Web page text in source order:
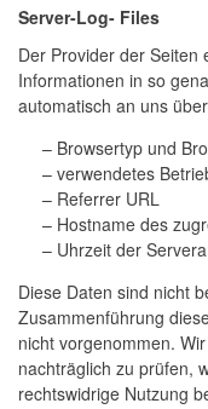
Server-Log- Files
Der Provider der Seiten
Informationen in so
automatisch an uns
– Browsertyp und
– verwendetes
– Referrer URL
– Hostname des
– Uhrzeit der
Diese Daten sind nicht
Zusammenführung
nicht vorgenommen.
nachträglich zu prüfen,
rechtswidrige Nutzung